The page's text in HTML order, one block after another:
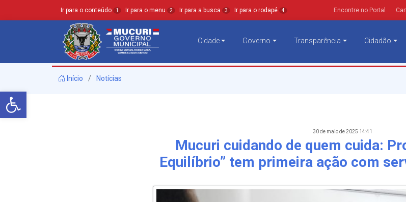
Barra de Ferramentas Aberta
Ir para o conteúdo 1 Ir para o menu 2 Ir para a busca 3 Ir para o rodapé 4 Encontre no Portal
Cidade Governo Transparência Cidadão
Início Notícias
30 de maio de 2025 14:41
Mucuri cuidando de quem cuida:
Equilíbrio” tem primeira ação com